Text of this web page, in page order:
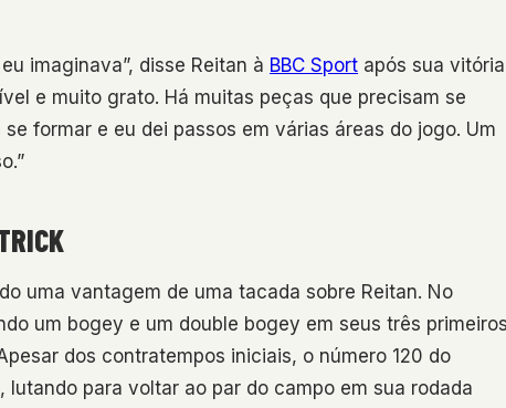
imaginava”, disse Reitan à BBC Sport após sua
e muito grato. Há muitas peças que precisam se
formar e eu dei passos em várias áreas do jogo. Um
uma vantagem de uma tacada sobre Reitan. No
um bogey e um double bogey em seus três
dos contratempos iniciais, o número 120 do
para voltar ao par do campo em sua rodada